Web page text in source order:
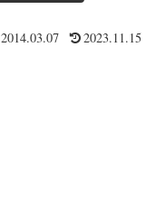
2014.03.07 2023.11.15